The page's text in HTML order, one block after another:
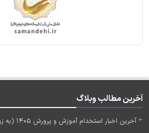
آخرین مطالب وبلاگ
آخرین اخبار استخدام آموزش و پرورش 1405 (به زودی)